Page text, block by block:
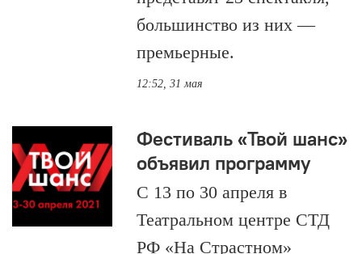
большинство из них —
премьерные.
12:52, 31 мая
Фестиваль «Твой шанс»
объявил программу
С 13 по 30 апреля в
Театральном центре СТД
РФ «На Страстном»